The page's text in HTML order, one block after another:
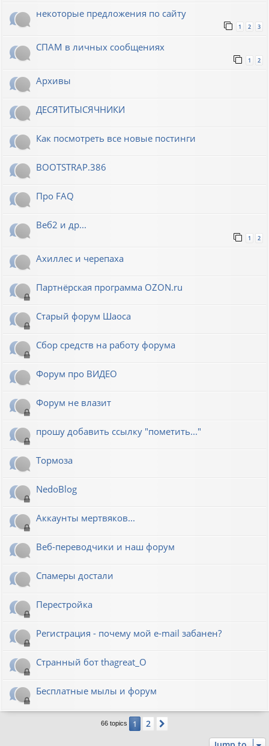
некоторые предложения по сайту
1 2 3
СПАМ в личных сообщениях
1 2
Архивы
ДЕСЯТИТЫСЯЧНИКИ
Как посмотреть все новые постинги
BOOTSTRAP.386
Про FAQ
Веб2 и др...
1 2
Ахиллес и черепаха
Партнёрская программа OZON.ru
Старый форум Шаоса
Сбор средств на работу форума
Форум про ВИДЕО
Форум не влазит
прошу добавить ссылку "пометить..."
Тормоза
NedoBlog
Аккаунты мертвяков...
Веб-переводчики и наш форум
Спамеры достали
Перестройка
Регистрация - почему мой e-mail забанен?
Странный бот thagreat_O
Бесплатные мылы и форум
66 topics 1 2